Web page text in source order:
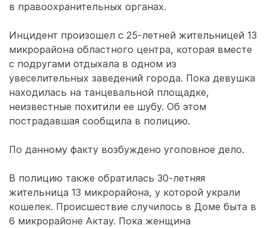
в правоохранительных органах.
Инцидент произошел с 25-летней жительницей 13
микрорайона областного центра, которая вместе
с подругами отдыхала в одном из
увеселительных заведений города. Пока девушка
находилась на танцевальной площадке,
неизвестные похитили ее шубу. Об этом
пострадавшая сообщила в полицию.
По данному факту возбуждено уголовное дело.
В полицию также обратилась 30-летняя
жительница 13 микрорайона, у которой украли
кошелек. Происшествие случилось в Доме быта в
6 микрорайоне Актау. Пока женщина